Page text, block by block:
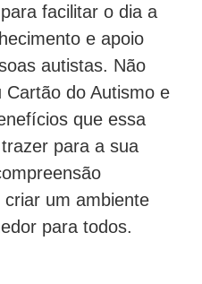
facilitar o dia a
e apoio
autistas. Não
Cartão do Autismo e
que essa
para a sua
um ambiente
para todos.